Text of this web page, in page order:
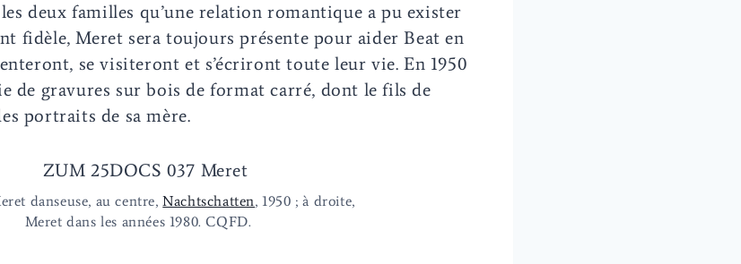
deux familles qu’une relation romantique a pu exister
fidèle, Meret sera toujours présente pour aider Beat en
se visiteront et s’écriront toute leur vie. En 1950
de gravures sur bois de format carré, dont le fils de
portraits de sa mère.
danseuse, au centre,Nachtschatten, 1950 ; à droite,
Meret dans les années 1980. CQFD.